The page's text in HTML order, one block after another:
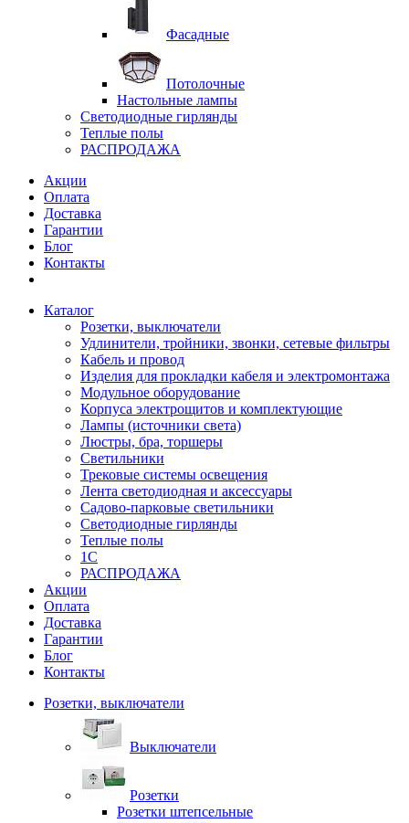
Фасадные
Потолочные
Настольные лампы
Светодиодные гирлянды
Теплые полы
РАСПРОДАЖА
Акции
Оплата
Доставка
Гарантии
Блог
Контакты
Каталог
Розетки, выключатели
Удлинители, тройники, звонки, сетевые фильтры
Кабель и провод
Изделия для прокладки кабеля и электромонтажа
Модульное оборудование
Корпуса электрощитов и комплектующие
Лампы (источники света)
Люстры, бра, торшеры
Светильники
Трековые системы освещения
Лента светодиодная и аксессуары
Садово-парковые светильники
Светодиодные гирлянды
Теплые полы
1С
РАСПРОДАЖА
Акции
Оплата
Доставка
Гарантии
Блог
Контакты
Розетки, выключатели
Выключатели
Розетки
Розетки штепсельные